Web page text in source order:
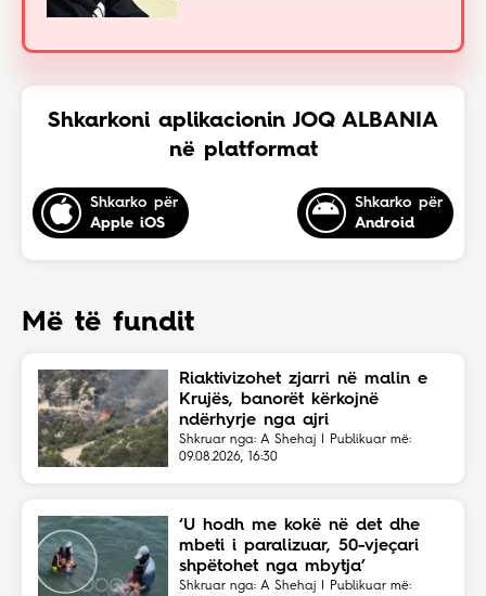
Shkarkoni aplikacionin JOQ ALBANIA
në platformat
Shkarko për
Apple iOS
Shkarko për
Android
Më të fundit
Riaktivizohet zjarri në malin e
Krujës, banorët kërkojnë
ndërhyrje nga ajri
Shkruar nga: A Shehaj | Publikuar më:
09.08.2026, 16:30
‘U hodh me kokë në det dhe
mbeti i paralizuar, 50-vjeçari
shpëtohet nga mbytja’
Shkruar nga: A Shehaj | Publikuar më: